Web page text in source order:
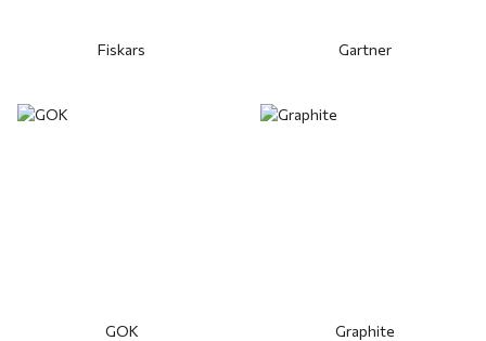
Fiskars Gartner
GOK Graphite